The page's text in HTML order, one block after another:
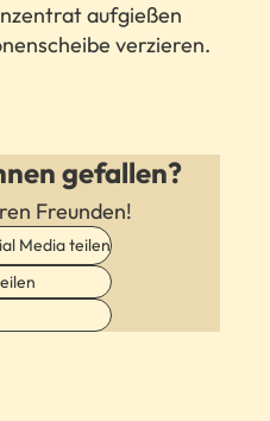
aufgießen
verzieren.
gefallen?
Freunden!
Media teilen